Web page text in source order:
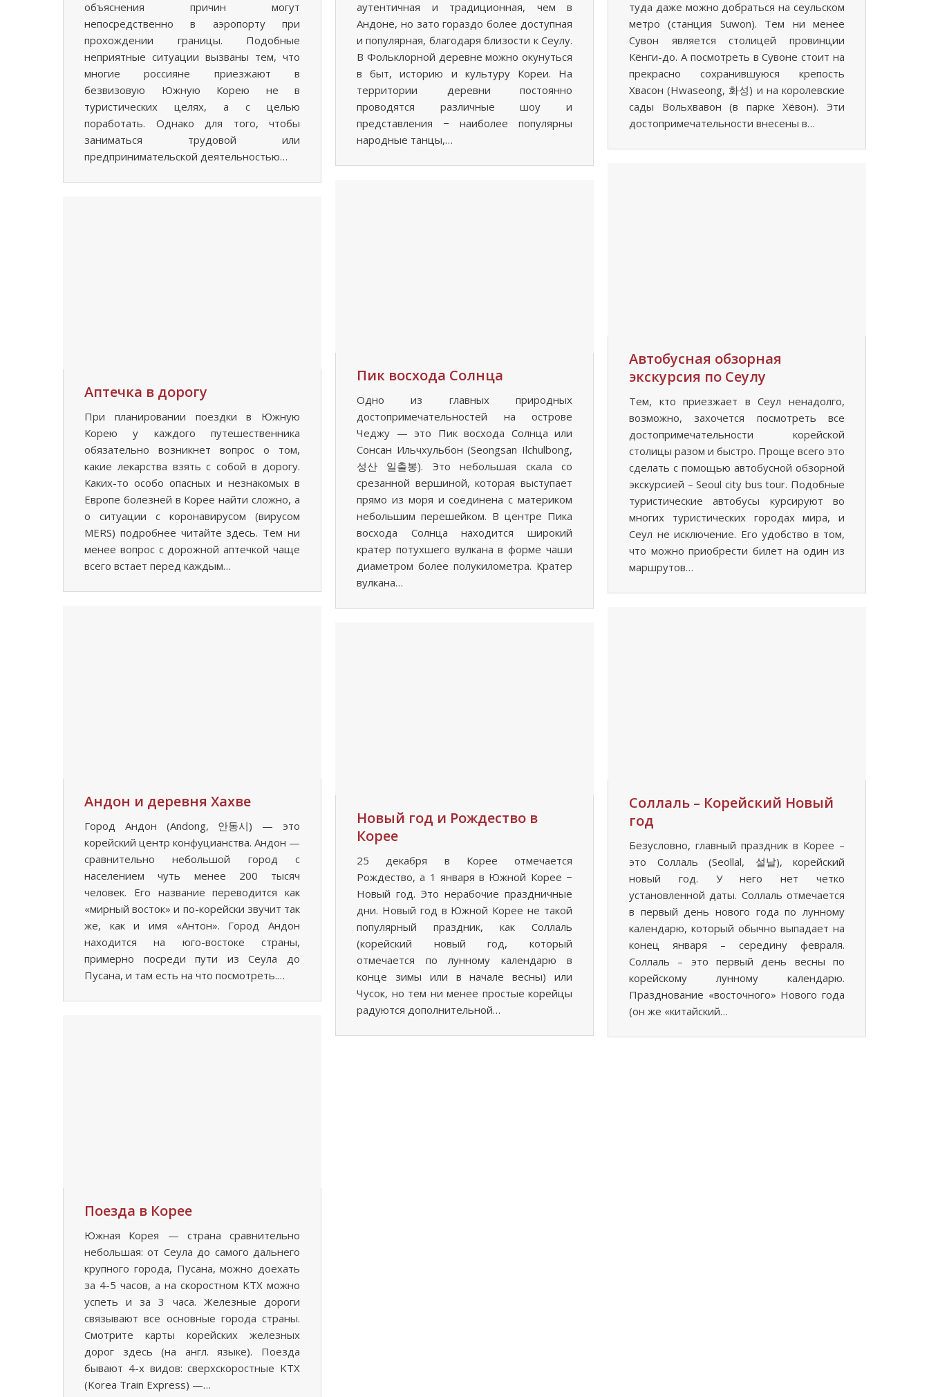
объяснения причин могут
непосредственно в аэропорту при
прохождении границы. Подобные
неприятные ситуации вызваны тем, что
многие россияне приезжают в
безвизовую Южную Корею не в
туристических целях, а с целью
поработать. Однако для того, чтобы
заниматься трудовой или
предпринимательской деятельностью…
аутентичная и традиционная, чем в
Андоне, но зато гораздо более доступная
и популярная, благодаря близости к Сеулу.
В Фольклорной деревне можно окунуться
в быт, историю и культуру Кореи. На
территории деревни постоянно
проводятся различные шоу и
представления − наиболее популярны
народные танцы,…
туда даже можно добраться на сеульском
метро (станция Suwon). Тем ни менее
Сувон является столицей провинции
Кёнги-до. А посмотреть в Сувоне стоит на
прекрасно сохранившуюся крепость
Хвасон (Hwaseong, 화성) и на королевские
сады Вольхвавон (в парке Хёвон). Эти
достопримечательности внесены в…
Автобусная обзорная
экскурсия по Сеулу
Тем, кто приезжает в Сеул ненадолго,
возможно, захочется посмотреть все
достопримечательности корейской
столицы разом и быстро. Проще всего это
сделать с помощью автобусной обзорной
экскурсией – Seoul city bus tour. Подобные
туристические автобусы курсируют во
многих туристических городах мира, и
Сеул не исключение. Его удобство в том,
что можно приобрести билет на один из
маршрутов…
Пик восхода Солнца
Одно из главных природных
достопримечательностей на острове
Чеджу — это Пик восхода Солнца или
Сонсан Ильчхульбон (Seongsan Ilchulbong,
성산 일출봉). Это небольшая скала со
срезанной вершиной, которая выступает
прямо из моря и соединена с материком
небольшим перешейком. В центре Пика
восхода Солнца находится широкий
кратер потухшего вулкана в форме чаши
диаметром более полукилометра. Кратер
вулкана…
Аптечка в дорогу
При планировании поездки в Южную
Корею у каждого путешественника
обязательно возникнет вопрос о том,
какие лекарства взять с собой в дорогу.
Каких-то особо опасных и незнакомых в
Европе болезней в Корее найти сложно, а
о ситуации с коронавирусом (вирусом
MERS) подробнее читайте здесь. Тем ни
менее вопрос с дорожной аптечкой чаще
всего встает перед каждым…
Андон и деревня Хахве
Город Андон (Andong, 안동시) — это
корейский центр конфуцианства. Андон —
сравнительно небольшой город с
населением чуть менее 200 тысяч
человек. Его название переводится как
«мирный восток» и по-корейски звучит так
же, как и имя «Антон». Город Андон
находится на юго-востоке страны,
примерно посреди пути из Сеула до
Пусана, и там есть на что посмотреть.…
Соллаль – Корейский Новый
год
Безусловно, главный праздник в Корее –
это Соллаль (Seollal, 설날), корейский
новый год. У него нет четко
установленной даты. Соллаль отмечается
в первый день нового года по лунному
календарю, который обычно выпадает на
конец января – середину февраля.
Соллаль – это первый день весны по
корейскому лунному календарю.
Празднование «восточного» Нового года
(он же «китайский…
Новый год и Рождество в
Корее
25 декабря в Корее отмечается
Рождество, а 1 января в Южной Корее −
Новый год. Это нерабочие праздничные
дни. Новый год в Южной Корее не такой
популярный праздник, как Соллаль
(корейский новый год, который
отмечается по лунному календарю в
конце зимы или в начале весны) или
Чусок, но тем ни менее простые корейцы
радуются дополнительной…
Поезда в Корее
Южная Корея — страна сравнительно
небольшая: от Сеула до самого дальнего
крупного города, Пусана, можно доехать
за 4-5 часов, а на скоростном KTX можно
успеть и за 3 часа. Железные дороги
связывают все основные города страны.
Смотрите карты корейских железных
дорог здесь (на англ. языке). Поезда
бывают 4-х видов: сверхскоростные KTX
(Korea Train Express) —…